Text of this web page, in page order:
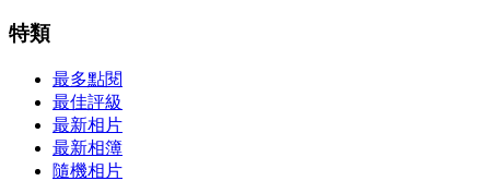
特類
最多點閱
最佳評級
最新相片
最新相簿
隨機相片